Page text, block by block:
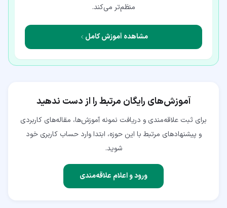
منظم‌تر می‌کند.
مشاهده آموزش کامل
آموزش‌های رایگان مرتبط را از دست ندهید
برای ثبت علاقه‌مندی و دریافت نمونه آموزش‌ها، مقاله‌های کاربردی
و پیشنهادهای مرتبط با این حوزه، ابتدا وارد حساب کاربری خود
شوید.
ورود و اعلام علاقه‌مندی